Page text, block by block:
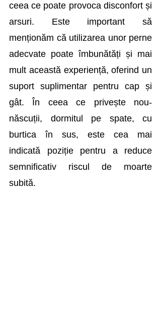
ceea ce poate provoca disconfort și
arsuri. Este important să
menționăm că utilizarea unor perne
adecvate poate îmbunătăți și mai
mult această experiență, oferind un
suport suplimentar pentru cap și
gât. În ceea ce privește nou-
născuții, dormitul pe spate, cu
burtica în sus, este cea mai
indicată poziție pentru a reduce
semnificativ riscul de moarte
subită.